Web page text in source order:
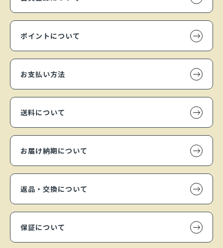
ポイントについて
お支払い方法
送料について
お届け納期について
返品・交換について
保証について